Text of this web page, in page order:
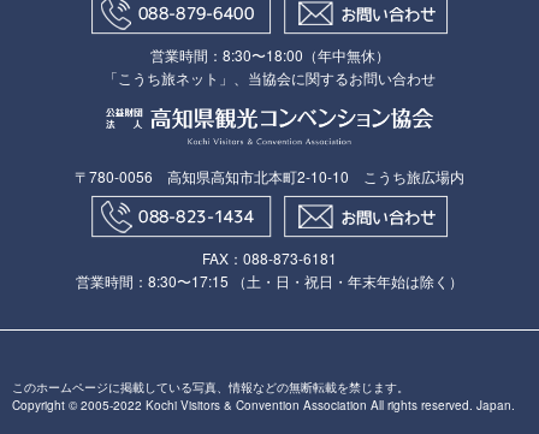
営業時間：8:30〜18:00（年中無休）
「こうち旅ネット」、当協会に関するお問い合わせ
〒780-0056 高知県高知市北本町2-10-10 こうち旅広場内
FAX：088​-873​-6181
営業時間：8:30〜17:15 （土・日・祝日・年末年始は除く）
このホームページに掲載している写真、情報などの無断転載を禁じます。
Copyright © 2005-2022 Kochi Visitors & Convention Association All rights reserved. Japan.